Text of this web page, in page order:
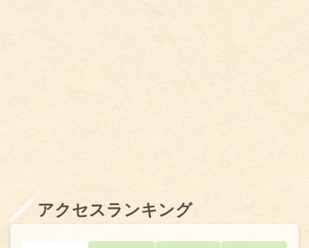
アクセスランキング